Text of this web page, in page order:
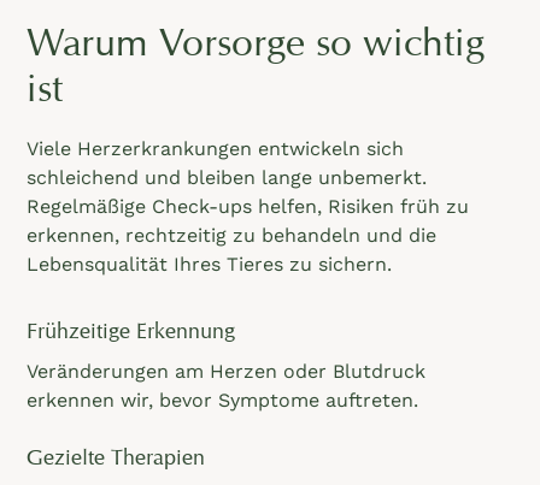
Warum Vorsorge so wichtig
ist
Viele Herzerkrankungen entwickeln sich
schleichend und bleiben lange unbemerkt.
Regelmäßige Check-ups helfen, Risiken früh zu
erkennen, rechtzeitig zu behandeln und die
Lebensqualität Ihres Tieres zu sichern.
Frühzeitige Erkennung
Veränderungen am Herzen oder Blutdruck
erkennen wir, bevor Symptome auftreten.
Gezielte Therapien